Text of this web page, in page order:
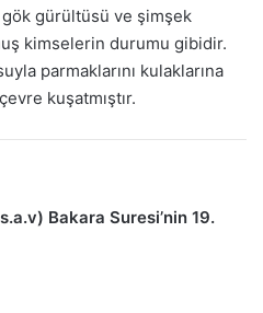
gök gürültüsü ve şimşek
kimselerin durumu gibidir.
parmaklarını kulaklarına
kuşatmıştır.
Bakara Suresi’nin 19.